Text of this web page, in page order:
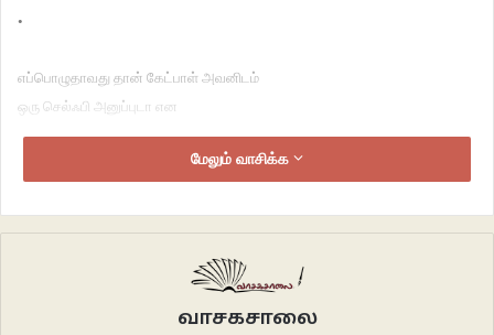
•
எப்பொழுதாவது தான் கேட்பாள் அவனிடம்
ஒரு செல்ஃபி அனுப்புடா என
அவன் அந்த செல்ஃபிக்கு தன்னை ஆயுத்தப்படுத்தும் கணங்கள்
ஒரு காட்சி சித்திரமாய்
அவன் விரல்களால் தலைவாருவான்
மேலும் வாசிக்க
வாசகசாலை